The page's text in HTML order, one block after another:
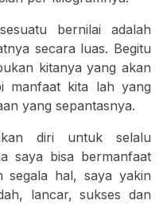
bernilai adalah
secara luas. Begitu
kitanya yang akan
manfaat kita lah yang
yang sepantasnya.
diri untuk selalu
saya bisa bermanfaat
segala hal, saya yakin
lancar, sukses dan